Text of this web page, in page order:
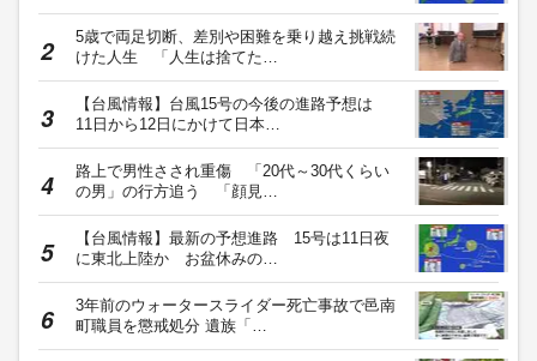
5歳で両足切断、差別や困難を乗り越え挑戦続
けた人生 「人生は捨てた…
【台風情報】台風15号の今後の進路予想は
11日から12日にかけて日本…
路上で男性さされ重傷 「20代～30代くらい
の男」の行方追う 「顔見…
【台風情報】最新の予想進路 15号は11日夜
に東北上陸か お盆休みの…
3年前のウォータースライダー死亡事故で邑南
町職員を懲戒処分 遺族「…